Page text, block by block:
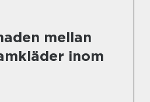
mellan
inom